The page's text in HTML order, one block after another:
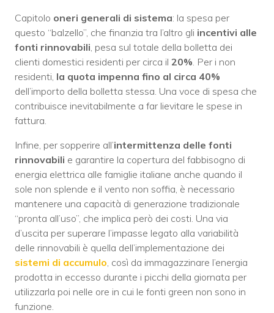
Capitolo oneri generali di sistema: la spesa per
questo “balzello”, che finanzia tra l’altro gli incentivi alle
fonti rinnovabili , pesa sul totale della bolletta dei
clienti domestici residenti per circa il 20% . Per i non
residenti, la quota impenna fino al circa 40%
dell’importo della bolletta stessa. Una voce di spesa che
contribuisce inevitabilmente a far lievitare le spese in
fattura.
Infine, per sopperire all’intermittenza delle fonti
rinnovabili e garantire la copertura del fabbisogno di
energia elettrica alle famiglie italiane anche quando il
sole non splende e il vento non soffia, è necessario
mantenere una capacità di generazione tradizionale
“pronta all’uso”, che implica però dei costi. Una via
d’uscita per superare l’impasse legato alla variabilità
delle rinnovabili è quella dell’implementazione dei
sistemi di accumulo , così da immagazzinare l’energia
prodotta in eccesso durante i picchi della giornata per
utilizzarla poi nelle ore in cui le fonti green non sono in
funzione.